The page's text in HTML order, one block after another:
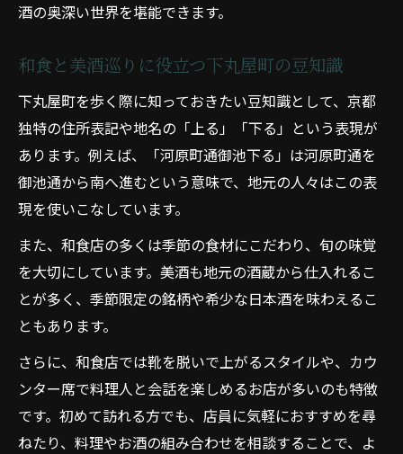
酒の奥深い世界を堪能できます。
和食と美酒巡りに役立つ下丸屋町の豆知識
下丸屋町を歩く際に知っておきたい豆知識として、京都
独特の住所表記や地名の「上る」「下る」という表現が
あります。例えば、「河原町通御池下る」は河原町通を
御池通から南へ進むという意味で、地元の人々はこの表
現を使いこなしています。
また、和食店の多くは季節の食材にこだわり、旬の味覚
を大切にしています。美酒も地元の酒蔵から仕入れるこ
とが多く、季節限定の銘柄や希少な日本酒を味わえるこ
ともあります。
さらに、和食店では靴を脱いで上がるスタイルや、カウ
ンター席で料理人と会話を楽しめるお店が多いのも特徴
です。初めて訪れる方でも、店員に気軽におすすめを尋
ねたり、料理やお酒の組み合わせを相談することで、よ